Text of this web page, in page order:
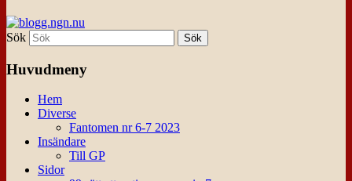
Sök
Huvudmeny
Hem
Diverse
Fantomen nr 6-7 2023
Insändare
Till GP
Sidor